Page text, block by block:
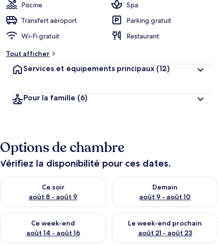
Piscine
Spa
Transfert aéroport
Parking gratuit
Wi-Fi gratuit
Restaurant
Tout afficher
Services et équipements principaux (12)
Pour la famille (6)
Options de chambre
Vérifiez la disponibilité pour ces dates.
Ce soir
août 8 - août 9
Vérifier la disponibilité pour ce soir août 8 - août 9
Demain
août 9 - août 10
Vérifier la disponibilité pour
Ce week-end
août 14 - août 16
Vérifier la disponibilité pour ce week-end août 14 - août 16
Le week-end prochain
août 21 - août 23
Vérifier la disponibilité pour